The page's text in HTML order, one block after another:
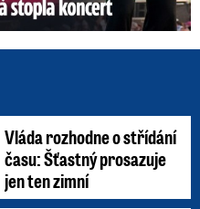
Vláda rozhodne o střídání
času: Šťastný prosazuje
jen ten zimní